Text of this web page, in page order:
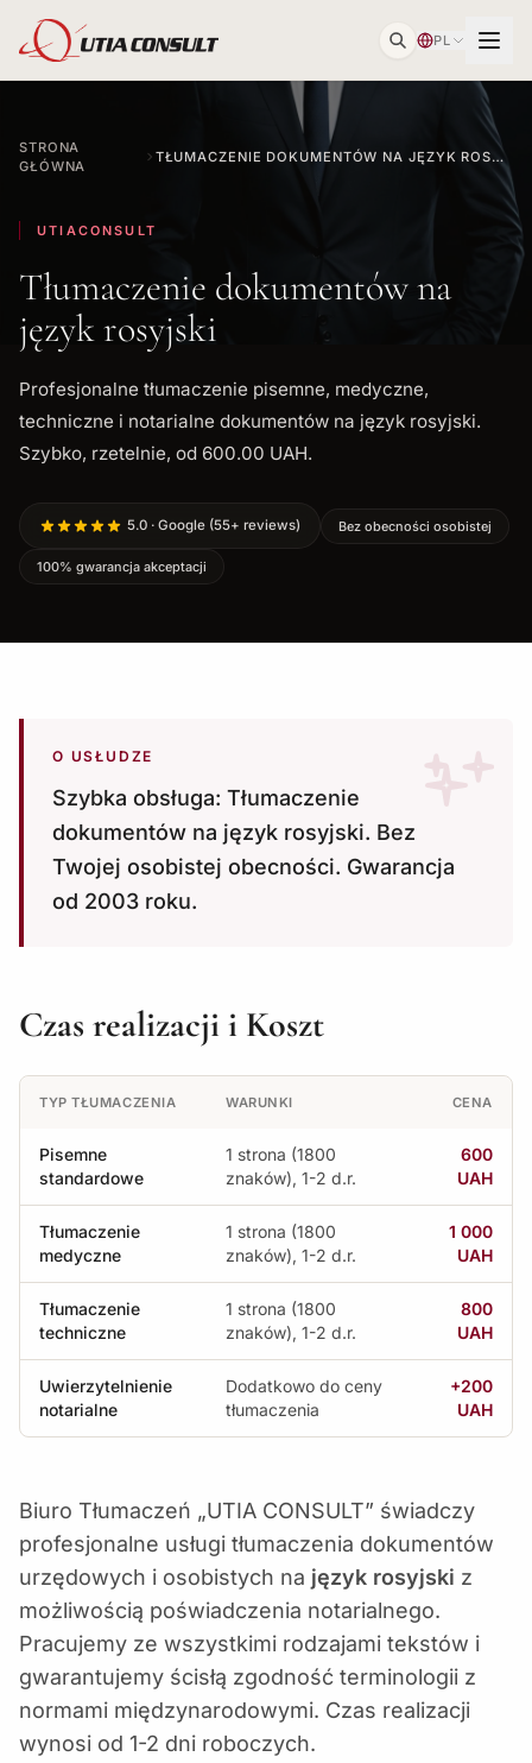
PL
STRONA
GŁÓWNA
TŁUMACZENIE DOKUMENTÓW NA JĘZYK ROSYJSKI
UTIACONSULT
Tłumaczenie dokumentów na
język rosyjski
Profesjonalne tłumaczenie pisemne, medyczne,
techniczne i notarialne dokumentów na język rosyjski.
Szybko, rzetelnie, od 600.00 UAH.
5.0 · Google (55+ reviews) Bez obecności osobistej
100% gwarancja akceptacji
O USŁUDZE
Szybka obsługa: Tłumaczenie
dokumentów na język rosyjski. Bez
Twojej osobistej obecności. Gwarancja
od 2003 roku.
Czas realizacji i Koszt
TYP TŁUMACZENIA WARUNKI CENA
Pisemne
standardowe
1 strona (1800
znaków), 1-2 d.r.
600
UAH
Tłumaczenie
medyczne
1 strona (1800
znaków), 1-2 d.r.
1 000
UAH
Tłumaczenie
techniczne
1 strona (1800
znaków), 1-2 d.r.
800
UAH
Uwierzytelnienie
notarialne
Dodatkowo do ceny
tłumaczenia
+200
UAH
Biuro Tłumaczeń „UTIA CONSULT” świadczy
profesjonalne usługi tłumaczenia dokumentów
urzędowych i osobistych na język rosyjski z
możliwością poświadczenia notarialnego.
Pracujemy ze wszystkimi rodzajami tekstów i
gwarantujemy ścisłą zgodność terminologii z
normami międzynarodowymi. Czas realizacji
wynosi od 1-2 dni roboczych.